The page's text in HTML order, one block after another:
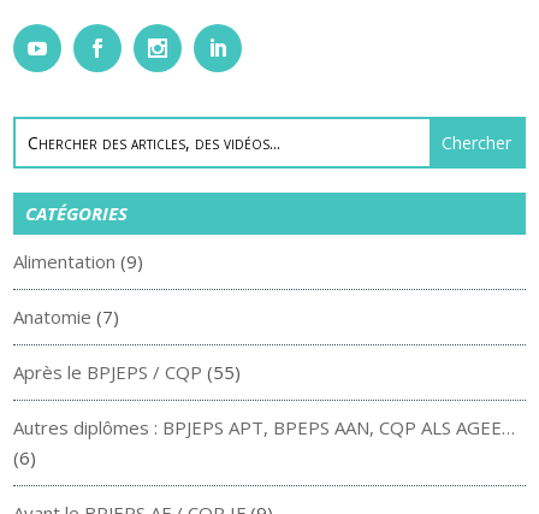
CATÉGORIES
Alimentation (9)
Anatomie (7)
Après le BPJEPS / CQP (55)
Autres diplômes : BPJEPS APT, BPEPS AAN, CQP ALS AGEE…
(6)